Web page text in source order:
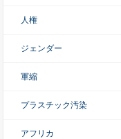
人権
ジェンダー
軍縮
プラスチック汚染
アフリカ